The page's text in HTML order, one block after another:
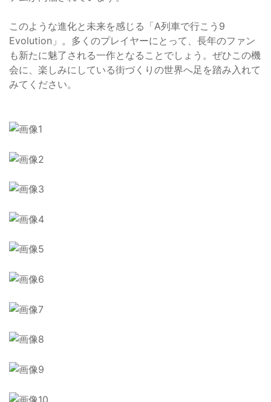
このような進化と未来を感じる「A列車で行こう9
Evolution」。多くのプレイヤーにとって、長年のファン
も新たに魅了される一作となることでしょう。ぜひこの機
会に、楽しみにしている街づくりの世界へ足を踏み入れて
みてください。